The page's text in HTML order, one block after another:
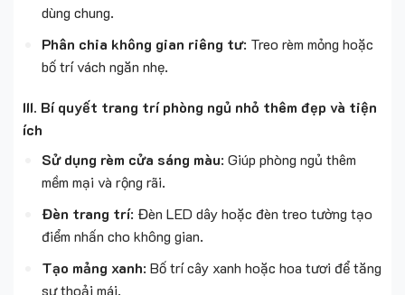
dùng chung.
Phân chia không gian riêng tư: Treo rèm mỏng hoặc
bố trí vách ngăn nhẹ.
III. Bí quyết trang trí phòng ngủ nhỏ thêm đẹp và tiện
ích
Sử dụng rèm cửa sáng màu: Giúp phòng ngủ thêm
mềm mại và rộng rãi.
Đèn trang trí: Đèn LED dây hoặc đèn treo tường tạo
điểm nhấn cho không gian.
Tạo mảng xanh: Bố trí cây xanh hoặc hoa tươi để tăng
sự thoải mái.